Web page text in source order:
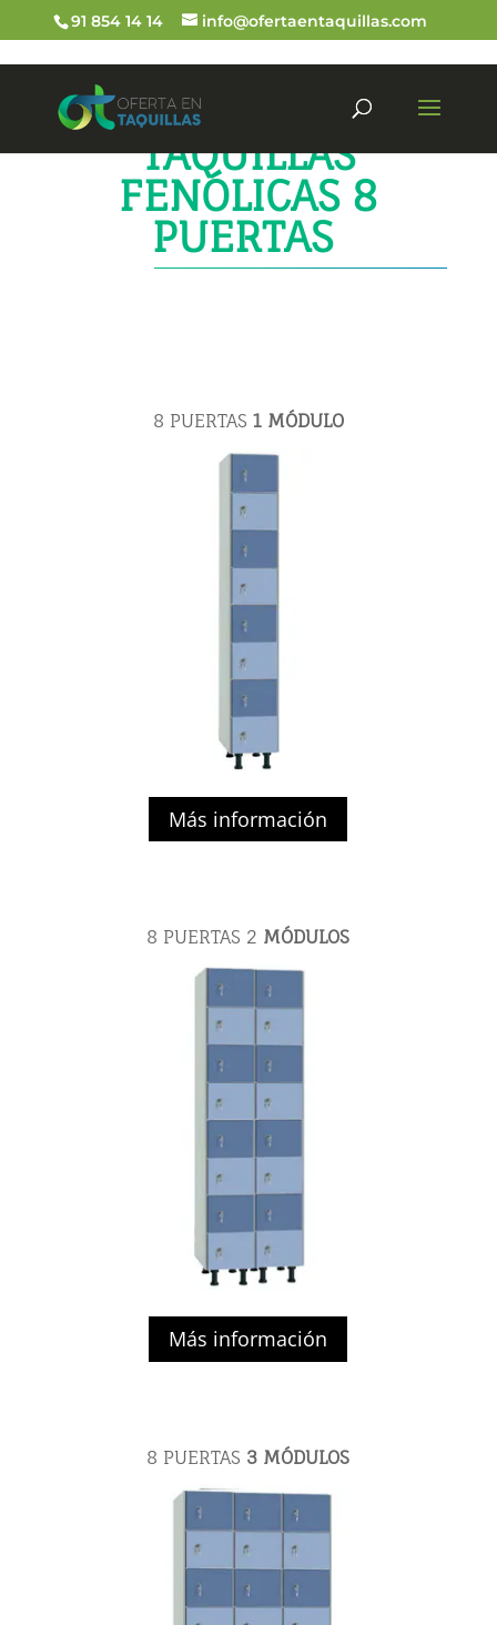
91 854 14 14 info@ofertaentaquillas.com
TAQUILLAS
FENÓLICAS 8
PUERTAS
8 PUERTAS 1 MÓDULO
Más información
8 PUERTAS 2 MÓDULOS
Más información
8 PUERTAS 3 MÓDULOS